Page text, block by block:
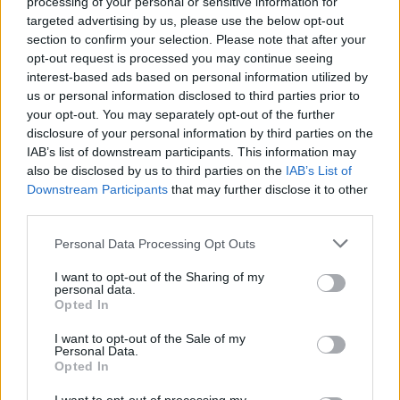
targeted advertising by us, please use the below opt-out
section to confirm your selection. Please note that after your
opt-out request is processed you may continue seeing
interest-based ads based on personal information utilized by
us or personal information disclosed to third parties prior to
your opt-out. You may separately opt-out of the further
disclosure of your personal information by third parties on the
IAB’s list of downstream participants. This information may
also be disclosed by us to third parties on the IAB’s List of
Downstream Participants that may further disclose it to other
Personal Data Processing Opt Outs
I want to opt-out of the Sharing of my
personal data.
Opted In
I want to opt-out of the Sale of my
Personal Data.
Opted In
Τα πρωτοσέλιδα των εφημερίδων
07:22
Βραζιλία: Σε χαμηλό δεκαετίας η αποψίλωση του
Αμαζονίου – Μειώθηκε κατά 37%
07:15
ΑΑΔΕ: Ανοιχτό το σύστημα Ενιαίας Αίτησης Ενίσχυσης
2025 – Μέχρι πότε μπορούν να γίνουν διορθώσεις
ΣΧΕΤΙΚA AΡΘΡΑ
Κορυφώνεται η έξοδος των αδειούχων του Αυγούστου
08:41